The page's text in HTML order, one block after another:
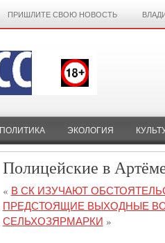
ПРИШЛИТЕ СВОЮ НОВОСТЬ
ПОЛИТИКА ЭКОЛОГИЯ
Полицейские в
« В СК ИЗУЧАЮТ
ПРЕДСТОЯЩИЕ ВЫХОДНЫЕ
СЕЛЬХОЗЯРМАРКИ »